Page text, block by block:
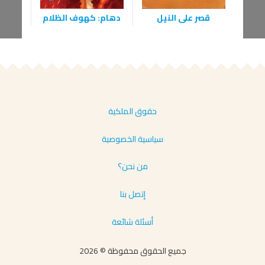
قصر على النيل دهام: كهوف الظلام
حقوق الملكية
سياسية الخصوصية
من نحن؟
إتصل بنا
أسئلة شائعة
جميع الحقوق محفوظة © 2026